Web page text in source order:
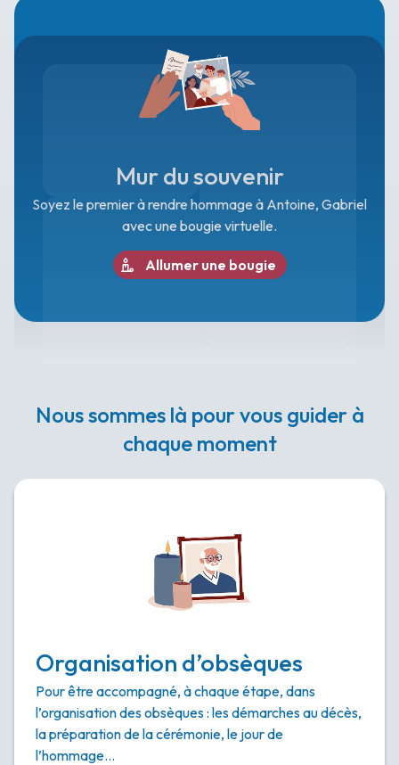
Mur du souvenir
Soyez le premier à rendre hommage à Antoine, Gabriel
avec une bougie virtuelle.
Allumer une bougie
Nous sommes là pour vous guider à
chaque moment
Organisation d’obsèques
Pour être accompagné, à chaque étape, dans
l’organisation des obsèques : les démarches au décès,
la préparation de la cérémonie, le jour de
l’hommage…